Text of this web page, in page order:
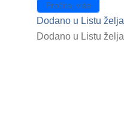
Pročitaj više
Dodano u Listu želja
Dodano u Listu želja